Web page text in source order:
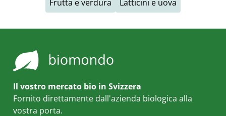
Frutta e verdura
Latticini e uova
Il vostro mercato bio in Svizzera
Fornito direttamente dall'azienda biologica alla
vostra porta.